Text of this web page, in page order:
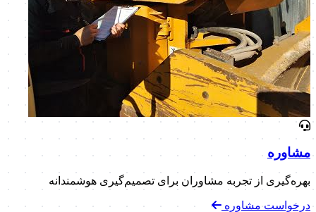
مشاوره
بهره‌گیری از تجربه مشاوران برای تصمیم‌گیری هوشمندانه
درخواست مشاوره